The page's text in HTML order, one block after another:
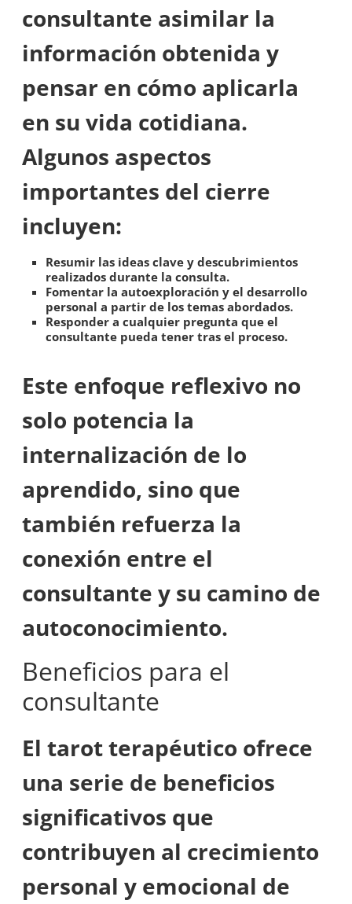
consultante asimilar la
información obtenida y
pensar en cómo aplicarla
en su vida cotidiana.
Algunos aspectos
importantes del cierre
incluyen:
Resumir las ideas clave y descubrimientos
realizados durante la consulta.
Fomentar la autoexploración y el desarrollo
personal a partir de los temas abordados.
Responder a cualquier pregunta que el
consultante pueda tener tras el proceso.
Este enfoque reflexivo no
solo potencia la
internalización de lo
aprendido, sino que
también refuerza la
conexión entre el
consultante y su camino de
autoconocimiento.
Beneficios para el
consultante
El tarot terapéutico ofrece
una serie de beneficios
significativos que
contribuyen al crecimiento
personal y emocional de